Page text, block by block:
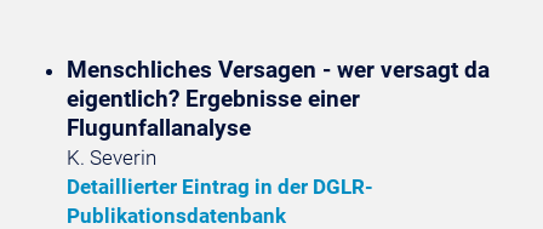
Menschliches Versagen - wer versagt da
eigentlich? Ergebnisse einer
Flugunfallanalyse
K. Severin
Detaillierter Eintrag in der DGLR-
Publikationsdatenbank